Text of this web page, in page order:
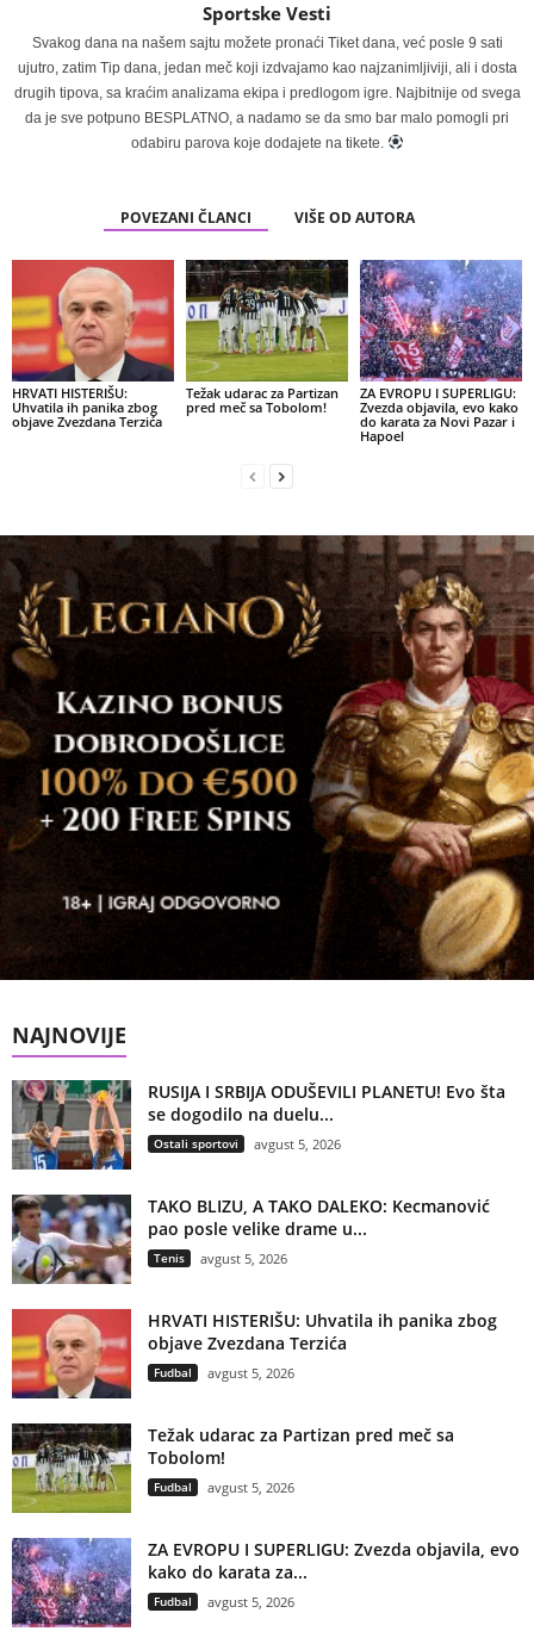
Sportske Vesti
Svakog dana na našem sajtu možete pronaći Tiket dana, već posle 9 sati
ujutro, zatim Tip dana, jedan meč koji izdvajamo kao najzanimljiviji, ali i dosta
drugih tipova, sa kraćim analizama ekipa i predlogom igre. Najbitnije od svega
da je sve potpuno BESPLATNO, a nadamo se da smo bar malo pomogli pri
odabiru parova koje dodajete na tikete.
POVEZANI ČLANCI VIŠE OD AUTORA
HRVATI HISTERIŠU:
Uhvatila ih panika zbog
objave Zvezdana Terzića
Težak udarac za Partizan
pred meč sa Tobolom!
ZA EVROPU I SUPERLIGU:
Zvezda objavila, evo kako
do karata za Novi Pazar i
Hapoel
NAJNOVIJE
RUSIJA I SRBIJA ODUŠEVILI PLANETU! Evo šta
se dogodilo na duelu...
Ostali sportovi avgust 5, 2026
TAKO BLIZU, A TAKO DALEKO: Kecmanović
pao posle velike drame u...
Tenis avgust 5, 2026
HRVATI HISTERIŠU: Uhvatila ih panika zbog
objave Zvezdana Terzića
Fudbal avgust 5, 2026
Težak udarac za Partizan pred meč sa
Tobolom!
Fudbal avgust 5, 2026
ZA EVROPU I SUPERLIGU: Zvezda objavila, evo
kako do karata za...
Fudbal avgust 5, 2026